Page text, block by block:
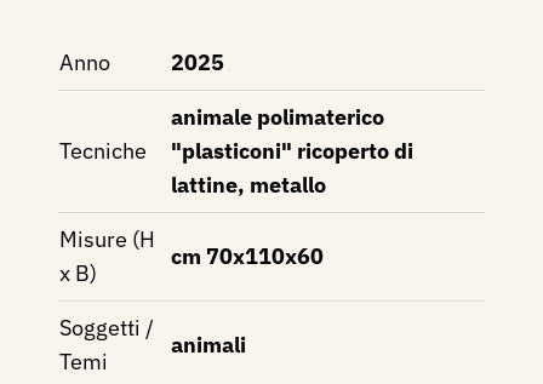
Anno 2025
Tecniche
animale polimaterico
"plasticoni" ricoperto di
lattine, metallo
Misure (H
x B)
cm 70x110x60
Soggetti /
Temi
animali